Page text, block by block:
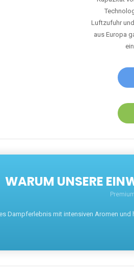
Luftzufuhr
aus Europa
WARUM UNSERE
Dampferlebnis mit intensiven Aromen